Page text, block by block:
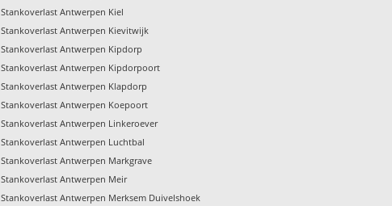
Stankoverlast Antwerpen Kiel
Stankoverlast Antwerpen Kievitwijk
Stankoverlast Antwerpen Kipdorp
Stankoverlast Antwerpen Kipdorpoort
Stankoverlast Antwerpen Klapdorp
Stankoverlast Antwerpen Koepoort
Stankoverlast Antwerpen Linkeroever
Stankoverlast Antwerpen Luchtbal
Stankoverlast Antwerpen Markgrave
Stankoverlast Antwerpen Meir
Stankoverlast Antwerpen Merksem Duivelshoek